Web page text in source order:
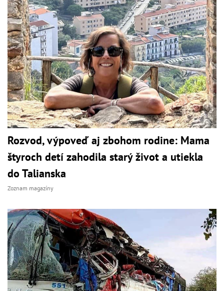
Rozvod, výpoveď aj zbohom rodine: Mama
štyroch detí zahodila starý život a utiekla
do Talianska
Zoznam magazíny